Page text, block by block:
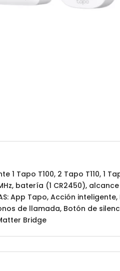
Tapo T100, 2 Tapo T110, 1
batería (1 CR2450),
App Tapo, Acción
de llamada, Botón de
Bridge